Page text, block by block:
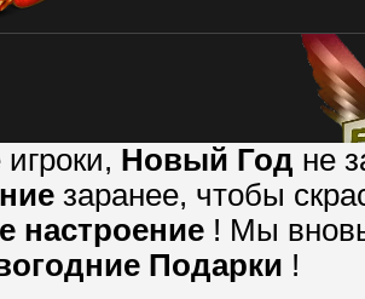
Новый Год не
заранее, чтобы
настроение ! Мы
Подарки !